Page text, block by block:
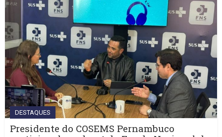
DESTAQUES
Presidente do COSEMS Pernambuco